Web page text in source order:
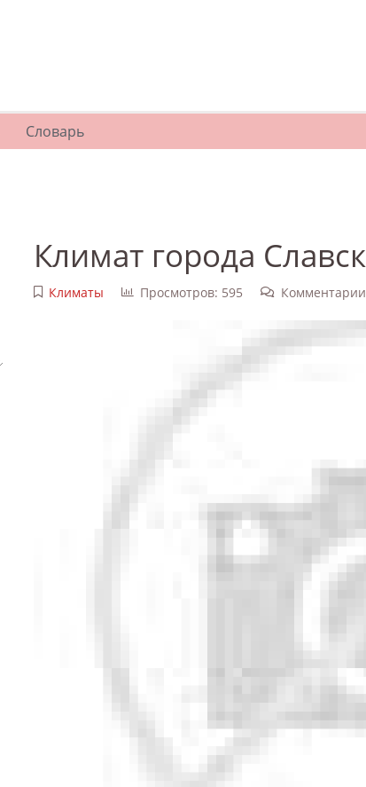
Словарь
Климат города
Климаты Просмотров: 595